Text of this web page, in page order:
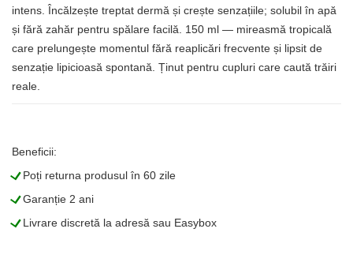
intens. Încălzește treptat dermă și crește senzațiile; solubil în apă
și fără zahăr pentru spălare facilă. 150 ml — mireasmă tropicală
care prelungește momentul fără reaplicări frecvente și lipsit de
senzație lipicioasă spontană. Ținut pentru cupluri care caută trăiri
reale.
Beneficii:
LPoți returna produsul în 60 zile
LGaranție 2 ani
LLivrare discretă la adresă sau Easybox